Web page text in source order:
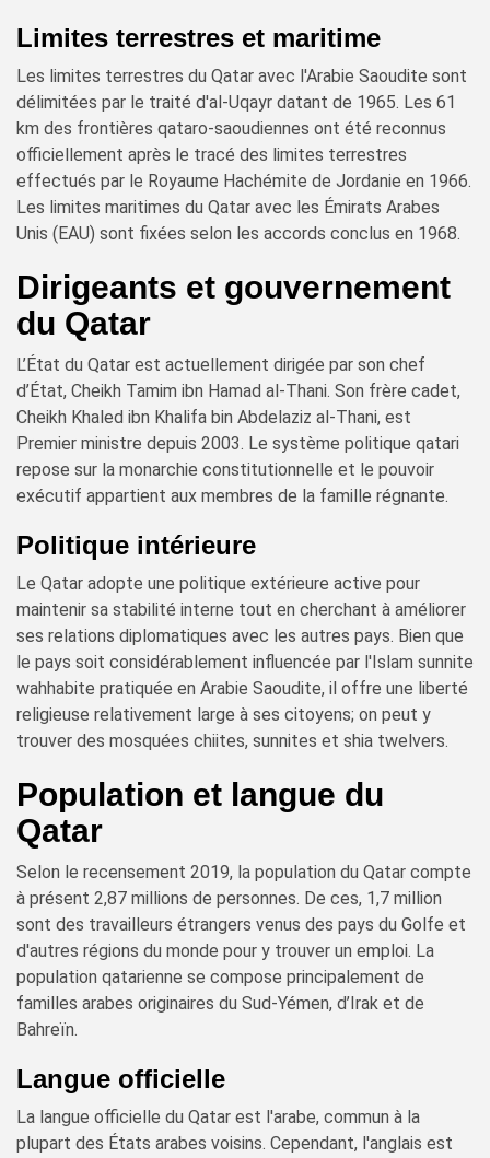
Limites terrestres et maritime
Les limites terrestres du Qatar avec l'Arabie Saoudite sont
délimitées par le traité d'al-Uqayr datant de 1965. Les 61
km des frontières qataro-saoudiennes ont été reconnus
officiellement après le tracé des limites terrestres
effectués par le Royaume Hachémite de Jordanie en 1966.
Les limites maritimes du Qatar avec les Émirats Arabes
Unis (EAU) sont fixées selon les accords conclus en 1968.
Dirigeants et gouvernement
du Qatar
L’État du Qatar est actuellement dirigée par son chef
d’État, Cheikh Tamim ibn Hamad al-Thani. Son frère cadet,
Cheikh Khaled ibn Khalifa bin Abdelaziz al-Thani, est
Premier ministre depuis 2003. Le système politique qatari
repose sur la monarchie constitutionnelle et le pouvoir
exécutif appartient aux membres de la famille régnante.
Politique intérieure
Le Qatar adopte une politique extérieure active pour
maintenir sa stabilité interne tout en cherchant à améliorer
ses relations diplomatiques avec les autres pays. Bien que
le pays soit considérablement influencée par l'Islam sunnite
wahhabite pratiquée en Arabie Saoudite, il offre une liberté
religieuse relativement large à ses citoyens; on peut y
trouver des mosquées chiites, sunnites et shia twelvers.
Population et langue du
Qatar
Selon le recensement 2019, la population du Qatar compte
à présent 2,87 millions de personnes. De ces, 1,7 million
sont des travailleurs étrangers venus des pays du Golfe et
d'autres régions du monde pour y trouver un emploi. La
population qatarienne se compose principalement de
familles arabes originaires du Sud-Yémen, d’Irak et de
Bahreïn.
Langue officielle
La langue officielle du Qatar est l'arabe, commun à la
plupart des États arabes voisins. Cependant, l'anglais est